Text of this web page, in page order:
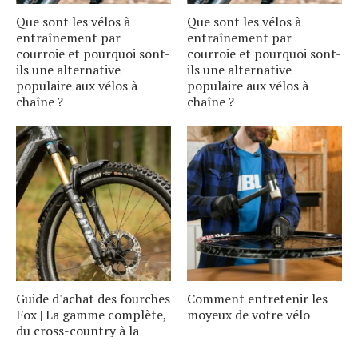
Que sont les vélos à
entraînement par
courroie et pourquoi sont-
ils une alternative
populaire aux vélos à
chaîne ?
Que sont les vélos à
entraînement par
courroie et pourquoi sont-
ils une alternative
populaire aux vélos à
chaîne ?
Guide d'achat des fourches
Fox | La gamme complète,
du cross-country à la
Comment entretenir les
moyeux de votre vélo